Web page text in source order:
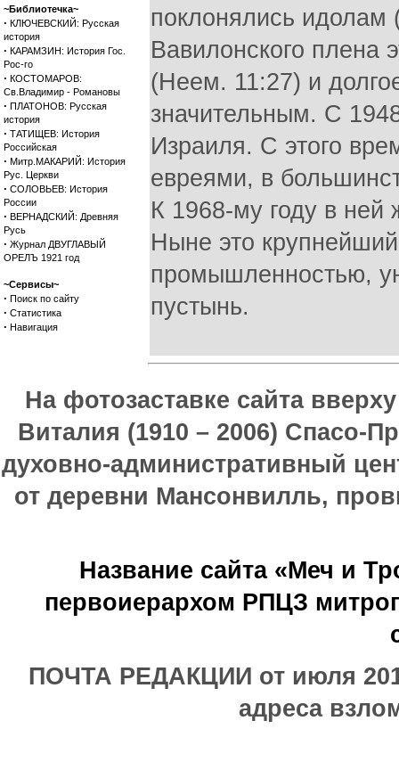
~Библиотечка~
· КЛЮЧЕВСКИЙ: Русская
история
· КАРАМЗИН: История Гос.
Рос-го
· КОСТОМАРОВ:
Св.Владимир - Романовы
· ПЛАТОНОВ: Русская
история
· ТАТИЩЕВ: История
Российская
· Митр.МАКАРИЙ: История
Рус. Церкви
· СОЛОВЬЕВ: История
России
· ВЕРНАДСКИЙ: Древняя
Русь
· Журнал ДВУГЛАВЫЙ
ОРЕЛЪ 1921 год
~Сервисы~
· Поиск по сайту
· Статистика
· Навигация
поклонялись
Вавилонского плена
(Неем. 11:27) и
значительным. С
Израиля. С этого
евреями, в
К 1968-му году в
Ныне это
промышленностью,
пустынь.
На фотозаставке сайта
Виталия (1910 – 2006) Спасо-
духовно-административный
от деревни Мансонвилль,
Название сайта «Меч и
первоиерархом РПЦЗ
ПОЧТА РЕДАКЦИИ от июля
адреса